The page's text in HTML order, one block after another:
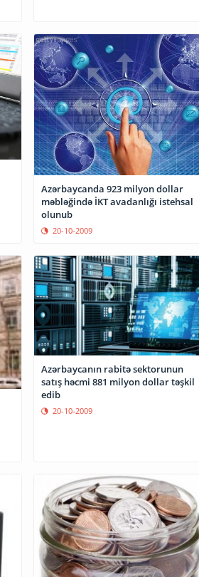
Azərbaycanda 923 milyon dollar
məbləğində İKT avadanlığı istehsal
olunub
20-10-2009
Azərbaycanın rabitə sektorunun
satış həcmi 881 milyon dollar təşkil
edib
20-10-2009